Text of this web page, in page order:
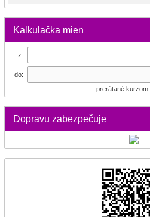
Kalkulačka mien
z:
do:
prerátané kurzom:
Dopravu zabezpečuje